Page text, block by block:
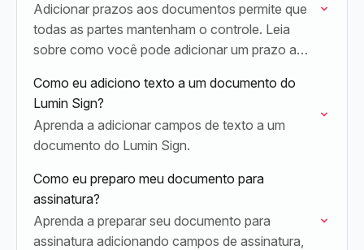
Adicionar prazos aos documentos permite que
todas as partes mantenham o controle. Leia
sobre como você pode adicionar um prazo a
enviar para assinaturas.
Como eu adiciono texto a um documento do
Lumin Sign?
Aprenda a adicionar campos de texto a um
documento do Lumin Sign.
Como eu preparo meu documento para
assinatura?
Aprenda a preparar seu documento para
assinatura adicionando campos de assinatura,